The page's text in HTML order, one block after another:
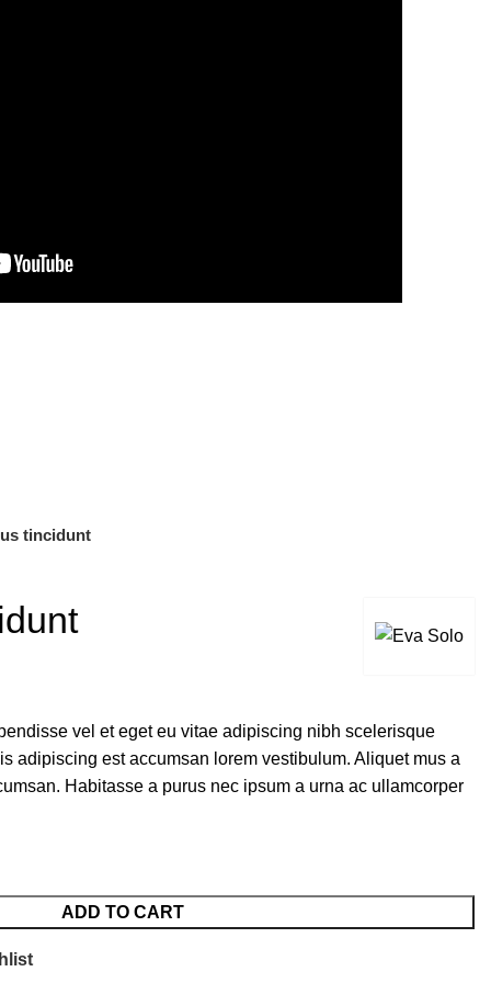
tincidunt
vel et eget eu vitae adipiscing nibh scelerisque
adipiscing est accumsan lorem vestibulum. Aliquet mus a
Habitasse a purus nec ipsum a urna ac ullamcorper
ADD TO CART